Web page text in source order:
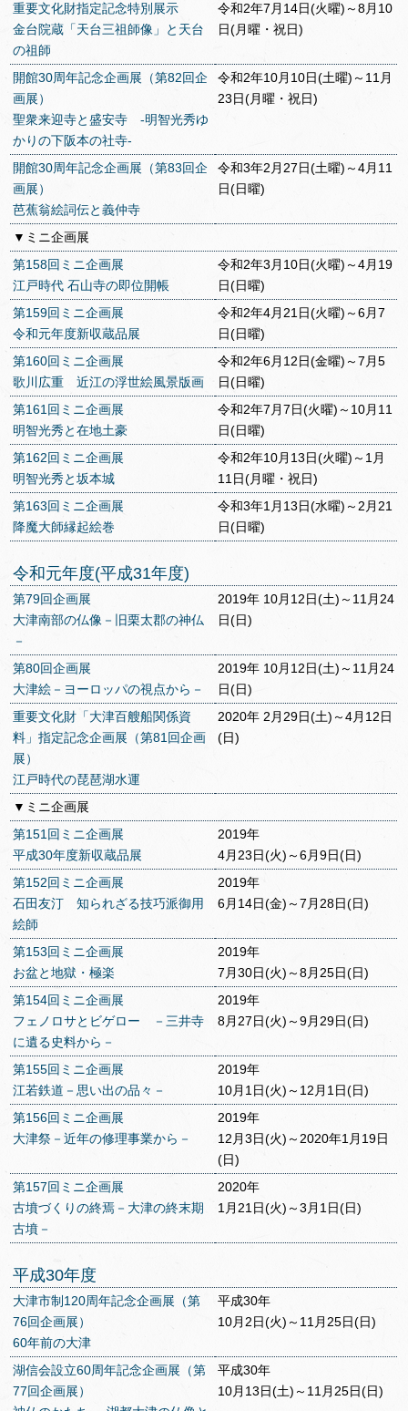
重要文化財指定記念特別展示
金台院蔵「天台三祖師像」と天台
の祖師
令和2年7月14日(火曜)～8月10
日(月曜・祝日)
開館30周年記念企画展（第82回企
画展）
聖衆来迎寺と盛安寺 -明智光秀ゆ
かりの下阪本の社寺-
令和2年10月10日(土曜)～11月
23日(月曜・祝日)
開館30周年記念企画展（第83回企
画展）
芭蕉翁絵詞伝と義仲寺
令和3年2月27日(土曜)～4月11
日(日曜)
▼ミニ企画展
第158回ミニ企画展
江戸時代 石山寺の即位開帳
令和2年3月10日(火曜)～4月19
日(日曜)
第159回ミニ企画展
令和元年度新収蔵品展
令和2年4月21日(火曜)～6月7
日(日曜)
第160回ミニ企画展
歌川広重 近江の浮世絵風景版画
令和2年6月12日(金曜)～7月5
日(日曜)
第161回ミニ企画展
明智光秀と在地土豪
令和2年7月7日(火曜)～10月11
日(日曜)
第162回ミニ企画展
明智光秀と坂本城
令和2年10月13日(火曜)～1月
11日(月曜・祝日)
第163回ミニ企画展
降魔大師縁起絵巻
令和3年1月13日(水曜)～2月21
日(日曜)
令和元年度(平成31年度)
第79回企画展
大津南部の仏像－旧栗太郡の神仏
－
2019年 10月12日(土)～11月24
日(日)
第80回企画展
大津絵－ヨーロッパの視点から－
2019年 10月12日(土)～11月24
日(日)
重要文化財「大津百艘船関係資
料」指定記念企画展（第81回企画
展）
江戸時代の琵琶湖水運
2020年 2月29日(土)～4月12日
(日)
▼ミニ企画展
第151回ミニ企画展
平成30年度新収蔵品展
2019年
4月23日(火)～6月9日(日)
第152回ミニ企画展
石田友汀 知られざる技巧派御用
絵師
2019年
6月14日(金)～7月28日(日)
第153回ミニ企画展
お盆と地獄・極楽
2019年
7月30日(火)～8月25日(日)
第154回ミニ企画展
フェノロサとビゲロー －三井寺
に遺る史料から－
2019年
8月27日(火)～9月29日(日)
第155回ミニ企画展
江若鉄道－思い出の品々－
2019年
10月1日(火)～12月1日(日)
第156回ミニ企画展
大津祭－近年の修理事業から－
2019年
12月3日(火)～2020年1月19日
(日)
第157回ミニ企画展
古墳づくりの終焉－大津の終末期
古墳－
2020年
1月21日(火)～3月1日(日)
平成30年度
大津市制120周年記念企画展（第
76回企画展）
60年前の大津
平成30年
10月2日(火)～11月25日(日)
湖信会設立60周年記念企画展（第
77回企画展）
平成30年
10月13日(土)～11月25日(日)